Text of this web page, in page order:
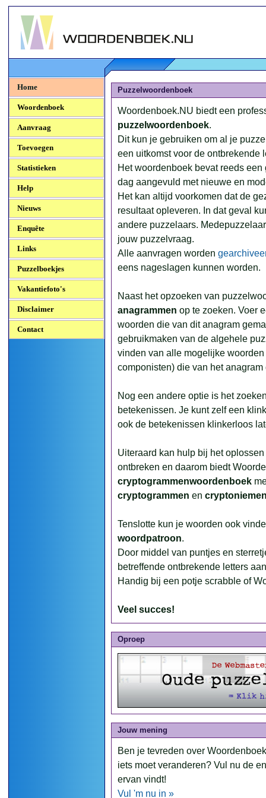
Woordenboek.NU
Home
Woordenboek
Aanvraag
Toevoegen
Statistieken
Help
Nieuws
Enquête
Links
Puzzelboekjes
Vakantiefoto's
Disclaimer
Contact
Puzzelwoordenboek
Woordenboek.NU biedt een
puzzelwoordenboek.
Dit kun je gebruiken om al je
een uitkomst voor de ontbrekende
Het woordenboek bevat reeds
dag aangevuld met nieuwe en
Het kan altijd voorkomen dat de
resultaat opleveren. In dat geval
andere puzzelaars.
jouw puzzelvraag.
Alle aanvragen worden
eens nageslagen kunnen worden.
Naast het opzoeken van
anagrammen op te zoeken. Voer
woorden die van dit anagram
gebruikmaken van de algehele
vinden van alle mogelijke
componisten) die van het
Nog een andere optie is het
betekenissen. Je kunt zelf een
ook de betekenissen klinkerloos
Uiteraard kan hulp bij het
ontbreken en daarom biedt
cryptogrammenwoordenboek
cryptogrammen en
Tenslotte kun je woorden ook
woordpatroon.
Door middel van puntjes en
betreffende ontbrekende letters
Handig bij een potje scrabble of
Veel succes!
Oproep
Jouw mening
Ben je tevreden over
iets moet veranderen? Vul nu de
ervan vindt!
Vul 'm nu in »